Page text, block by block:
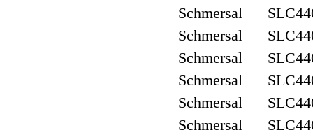
Schmersal
Schmersal
Schmersal
Schmersal
Schmersal
Schmersal